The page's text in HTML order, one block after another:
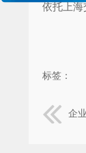
依托上海
标签：
企